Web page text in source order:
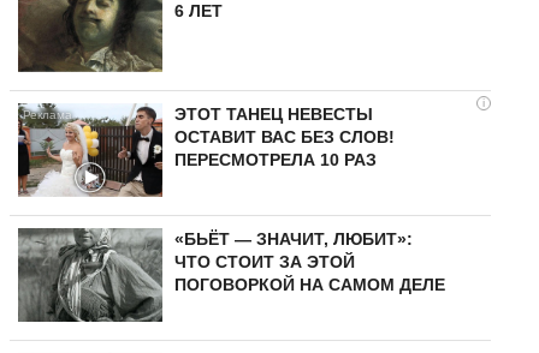
6 ЛЕТ
i
ЭТОТ ТАНЕЦ НЕВЕСТЫ
ОСТАВИТ ВАС БЕЗ СЛОВ!
ПЕРЕСМОТРЕЛА 10 РАЗ
«БЬЁТ — ЗНАЧИТ, ЛЮБИТ»:
ЧТО СТОИТ ЗА ЭТОЙ
ПОГОВОРКОЙ НА САМОМ ДЕЛЕ